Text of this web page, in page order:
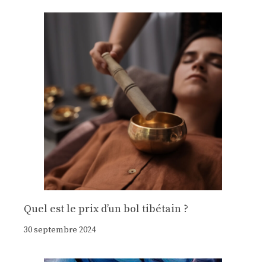
Quel est le prix d’un bol tibétain ?
30 septembre 2024